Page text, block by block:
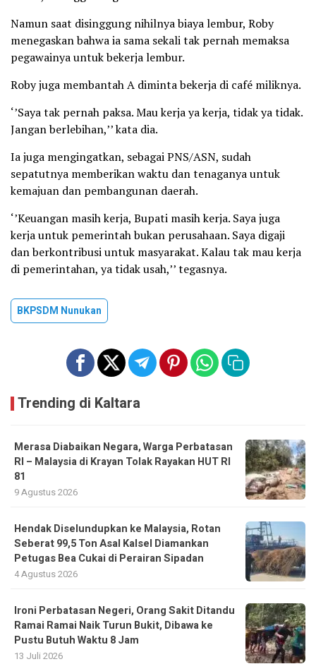
Namun saat disinggung nihilnya biaya lembur, Roby
menegaskan bahwa ia sama sekali tak pernah memaksa
pegawainya untuk bekerja lembur.
Roby juga membantah A diminta bekerja di café miliknya.
‘’Saya tak pernah paksa. Mau kerja ya kerja, tidak ya tidak.
Jangan berlebihan,’’ kata dia.
Ia juga mengingatkan, sebagai PNS/ASN, sudah
sepatutnya memberikan waktu dan tenaganya untuk
kemajuan dan pembangunan daerah.
‘’Keuangan masih kerja, Bupati masih kerja. Saya juga
kerja untuk pemerintah bukan perusahaan. Saya digaji
dan berkontribusi untuk masyarakat. Kalau tak mau kerja
di pemerintahan, ya tidak usah,’’ tegasnya.
BKPSDM Nunukan
Trending di Kaltara
Merasa Diabaikan Negara, Warga Perbatasan
RI – Malaysia di Krayan Tolak Rayakan HUT RI
81
9 Agustus 2026
Hendak Diselundupkan ke Malaysia, Rotan
Seberat 99,5 Ton Asal Kalsel Diamankan
Petugas Bea Cukai di Perairan Sipadan
4 Agustus 2026
Ironi Perbatasan Negeri, Orang Sakit Ditandu
Ramai Ramai Naik Turun Bukit, Dibawa ke
Pustu Butuh Waktu 8 Jam
13 Juli 2026